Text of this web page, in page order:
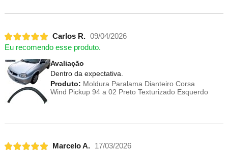
Carlos R. 09/04/2026
Eu recomendo esse produto.
Avaliação
Dentro da expectativa.
Produto: Moldura Paralama Dianteiro Corsa
Wind Pickup 94 a 02 Preto Texturizado Esquerdo
Marcelo A.
17/03/2026